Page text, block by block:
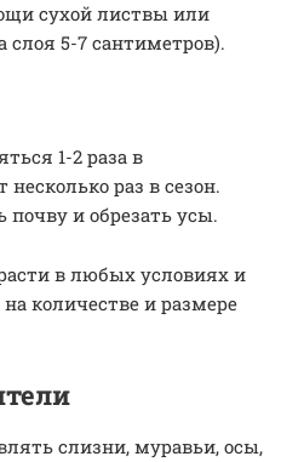
сухой листвы или
5-7 сантиметров).
1-2 раза в
раз в сезон.
и обрезать усы.
в любых условиях и
на количестве и размере
слизни, муравьи, осы,